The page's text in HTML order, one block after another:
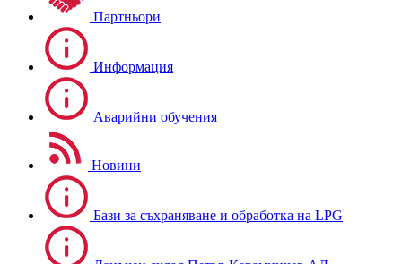
Партньори
Информация
Аварийни обучения
Новини
Бази за съхраняване и обработка на LPG